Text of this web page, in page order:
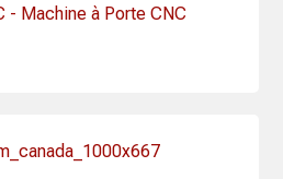
- Machine à Porte CNC